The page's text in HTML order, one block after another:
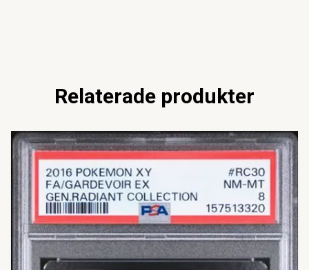
Relaterade produkter